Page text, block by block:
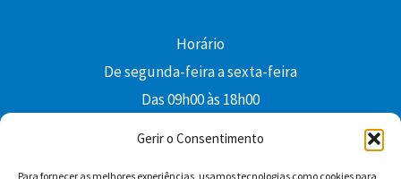
Gerir o Consentimento
Para fornecer as melhores experiências, usamos tecnologias como cookies para
Horário
De segunda-feira a sexta-feira
Das 09h00 às 18h00